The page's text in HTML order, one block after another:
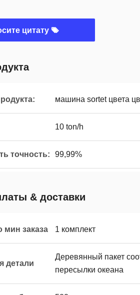
цитату
машина sortet цвета
10 ton/h
точность: 99,99%
& доставки
мин заказа 1 комплект
детали
Деревянный пакет
пересылки океана